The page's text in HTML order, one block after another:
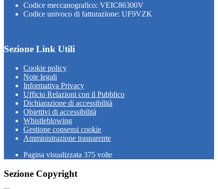
Codice meccanografico: VEIC86300V
Codice univoco di fatturazione: UF9VZK
Sezione Link Utili
Cookie policy
Note legali
Informativa Privacy
Ufficio Relazioni con il Pubblico
Dichiarazione di accessibilità
Obiettivi di accessibilità
Whistleblowing
Gestione consensi cookie
Amministrazione trasparente
Pagina visualizzata 375 volte
Sezione Copyright